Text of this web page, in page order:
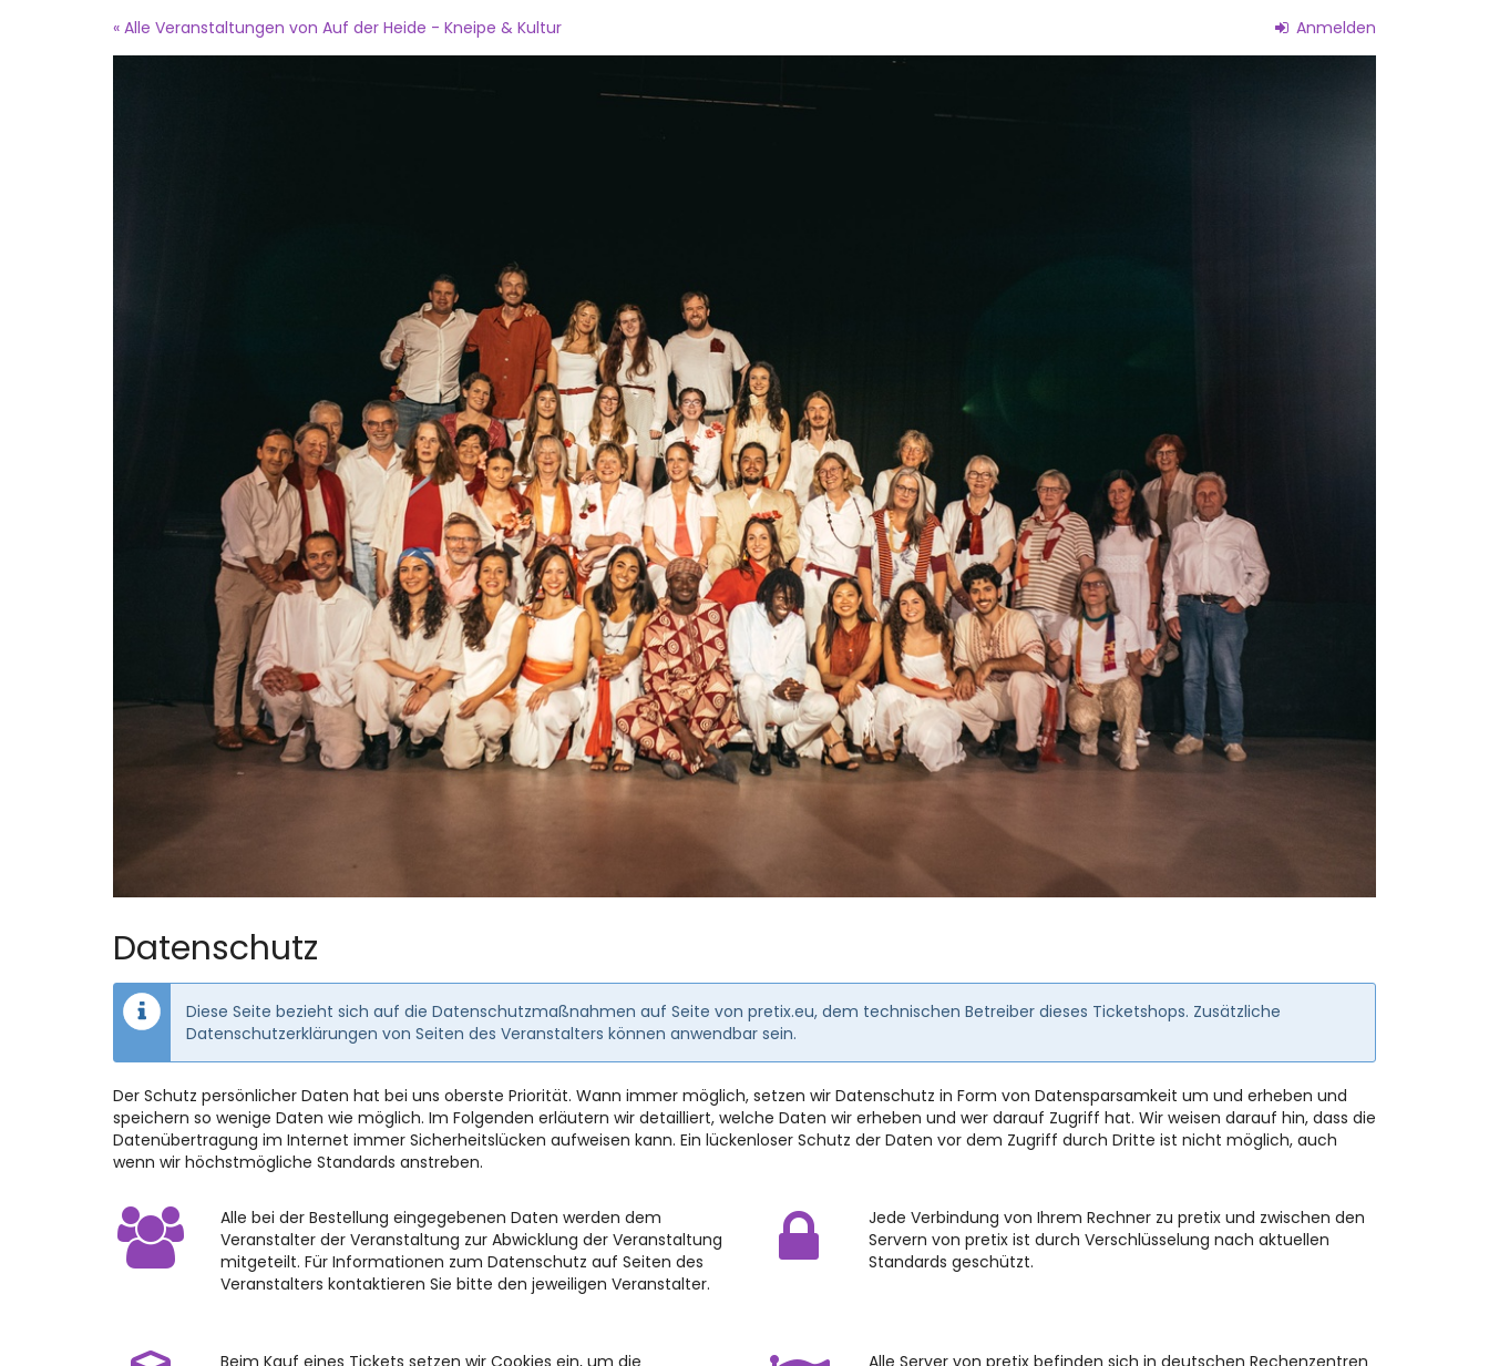
Anmelden
« Alle Veranstaltungen von Auf der Heide - Kneipe & Kultur
Datenschutz
Diese Seite bezieht sich auf die Datenschutzmaßnahmen auf Seite von pretix.eu, dem technischen Betreiber dieses Ticketshops. Zusätzliche
Datenschutzerklärungen von Seiten des Veranstalters können anwendbar sein.
Der Schutz persönlicher Daten hat bei uns oberste Priorität. Wann immer möglich, setzen wir Datenschutz in Form von Datensparsamkeit um und erheben und
speichern so wenige Daten wie möglich. Im Folgenden erläutern wir detailliert, welche Daten wir erheben und wer darauf Zugriff hat. Wir weisen darauf hin, dass die
Datenübertragung im Internet immer Sicherheitslücken aufweisen kann. Ein lückenloser Schutz der Daten vor dem Zugriff durch Dritte ist nicht möglich, auch
wenn wir höchstmögliche Standards anstreben.
Alle bei der Bestellung eingegebenen Daten werden dem
Veranstalter der Veranstaltung zur Abwicklung der Veranstaltung
mitgeteilt. Für Informationen zum Datenschutz auf Seiten des
Veranstalters kontaktieren Sie bitte den jeweiligen Veranstalter.
Jede Verbindung von Ihrem Rechner zu pretix und zwischen den
Servern von pretix ist durch Verschlüsselung nach aktuellen
Standards geschützt.